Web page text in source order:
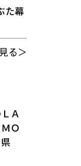
た幕
る＞
Ａ
Ｏ